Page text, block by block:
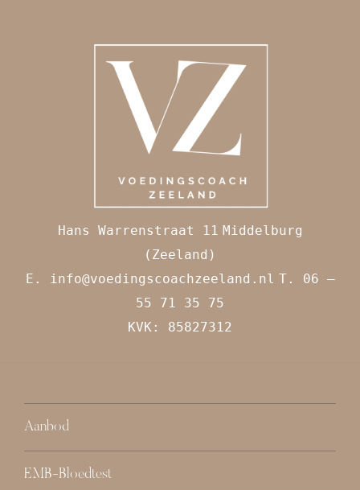
Hans Warrenstraat 11 Middelburg
(Zeeland)
E. info@voedingscoachzeeland.nl T. 06 –
55 71 35 75
KVK: 85827312
Aanbod
EMB-Bloedtest